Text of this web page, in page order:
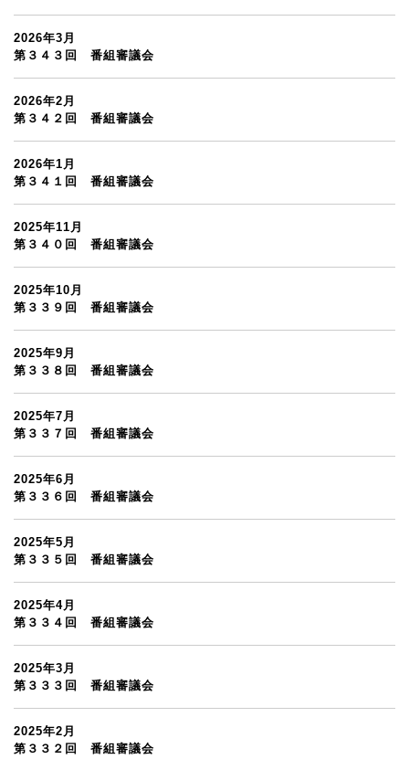
2026年3月
第３４３回 番組審議会
2026年2月
第３４２回 番組審議会
2026年1月
第３４１回 番組審議会
2025年11月
第３４０回 番組審議会
2025年10月
第３３９回 番組審議会
2025年9月
第３３８回 番組審議会
2025年7月
第３３７回 番組審議会
2025年6月
第３３６回 番組審議会
2025年5月
第３３５回 番組審議会
2025年4月
第３３４回 番組審議会
2025年3月
第３３３回 番組審議会
2025年2月
第３３２回 番組審議会